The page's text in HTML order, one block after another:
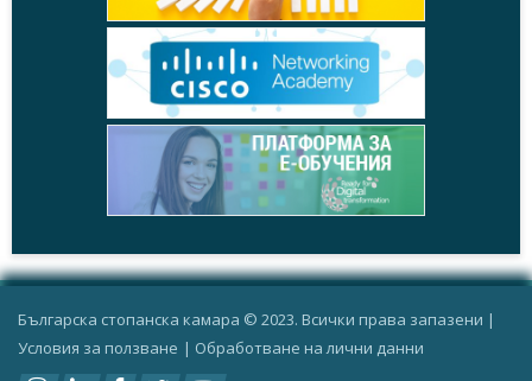
Българска стопанска камара © 2023. Всички права запазени |
Условия за ползване | Oбработване на лични данни